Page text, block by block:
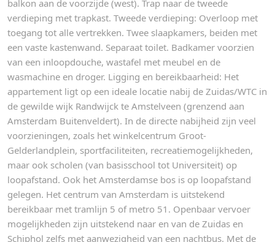
balkon aan de voorzijde (west). Trap naar de tweede
verdieping met trapkast. Tweede verdieping: Overloop met
toegang tot alle vertrekken. Twee slaapkamers, beiden met
een vaste kastenwand. Separaat toilet. Badkamer voorzien
van een inloopdouche, wastafel met meubel en de
wasmachine en droger. Ligging en bereikbaarheid: Het
appartement ligt op een ideale locatie nabij de Zuidas/WTC in
de gewilde wijk Randwijck te Amstelveen (grenzend aan
Amsterdam Buitenveldert). In de directe nabijheid zijn veel
voorzieningen, zoals het winkelcentrum Groot-
Gelderlandplein, sportfaciliteiten, recreatiemogelijkheden,
maar ook scholen (van basisschool tot Universiteit) op
loopafstand. Ook het Amsterdamse bos is op loopafstand
gelegen. Het centrum van Amsterdam is uitstekend
bereikbaar met tramlijn 5 of metro 51. Openbaar vervoer
mogelijkheden zijn uitstekend naar en van de Zuidas en
Schiphol zelfs met aanwezigheid van een nachtbus. Met de